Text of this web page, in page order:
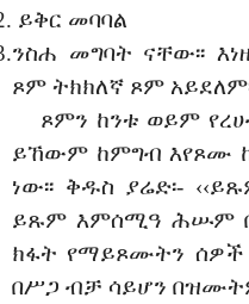
ይቅር መባባል
ንስሐ መግባት ናቸው፡፡
ጾም ትክክለኛ ጾም
ጾምን ከንቱ ወይም
ይኸውም ከምግብ እየጾሙ
ነው፡፡ ቅዱስ ያሬድ፡-
ይጹም እምሰሚዓ ሕሡም
ክፋት የማይጾሙትን ሰዎች
በሥጋ ብቻ ሳይሆን